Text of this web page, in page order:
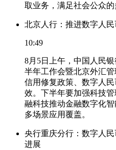
取业务，满足社会公众的
北京人行：推进数字人
10:49
8月5日上午，中国人民
半年工作会暨北京外汇
信用修复政策、数字人
效。下半年要加强科技
融科技推动金融数字化
多场景应用覆盖。
央行重庆分行：数字人
进展